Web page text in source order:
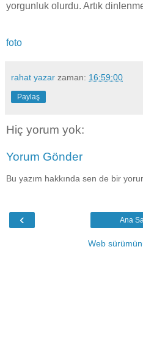
yorgunluk olurdu. Artık
foto
rahat yazar zaman: 16:59:00
Paylaş
Hiç yorum yok:
Yorum Gönder
Bu yazım hakkında sen de bir
‹ Ana
Web